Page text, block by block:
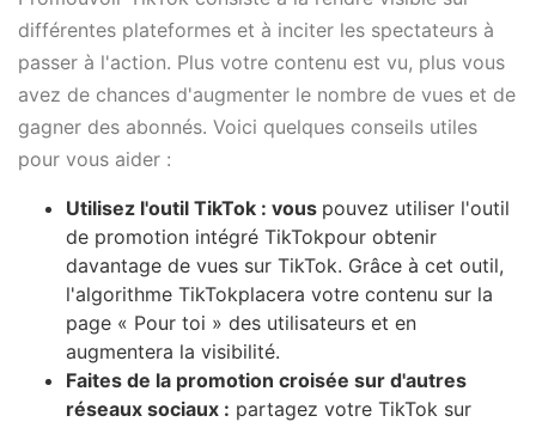
différentes plateformes et à inciter les spectateurs à
passer à l'action. Plus votre contenu est vu, plus vous
avez de chances d'augmenter le nombre de vues et de
gagner des abonnés. Voici quelques conseils utiles
pour vous aider :
Utilisez l'outil TikTok : vous pouvez utiliser l'outil
de promotion intégré TikTokpour obtenir
davantage de vues sur TikTok. Grâce à cet outil,
l'algorithme TikTokplacera votre contenu sur la
page « Pour toi » des utilisateurs et en
augmentera la visibilité.
Faites de la promotion croisée sur d'autres
réseaux sociaux : partagez votre TikTok sur